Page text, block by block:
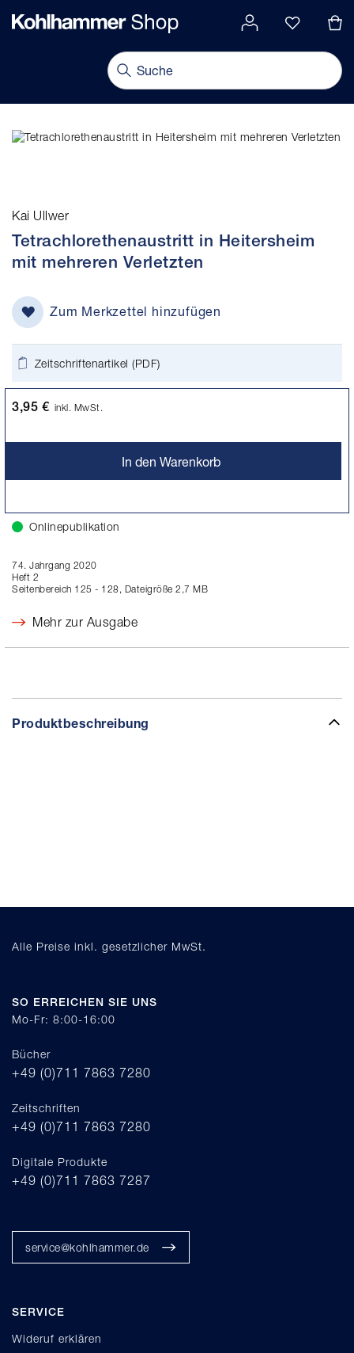
springen
Kai Ullwer
Tetrachlorethenaustritt in Heitersheim
mit mehreren Verletzten
Zum Merkzettel hinzufügen
Zeitschriftenartikel (PDF)
3,95 € inkl. MwSt.
In den Warenkorb
Onlinepublikation
74. Jahrgang 2020
Heft 2
Seitenbereich 125 - 128, Dateigröße 2,7 MB
Mehr zur Ausgabe
Produktbeschreibung
Alle Preise inkl. gesetzlicher MwSt.
SO ERREICHEN SIE UNS
Mo-Fr: 8:00-16:00
Bücher
+49 (0)711 7863 7280
Zeitschriften
+49 (0)711 7863 7280
Digitale Produkte
+49 (0)711 7863 7287
service@kohlhammer.de
SERVICE
Wideruf erklären